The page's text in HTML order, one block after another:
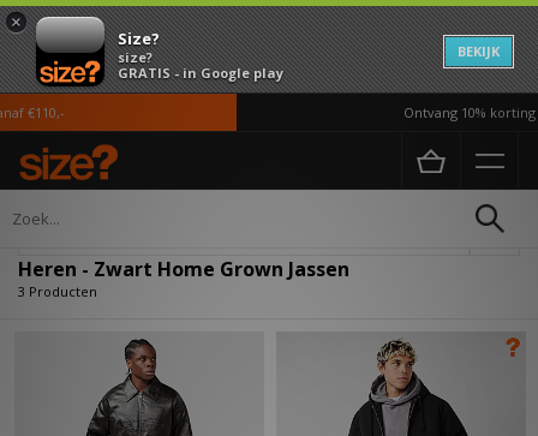
×
Size?
size?
GRATIS - in Google play
BEKIJK
€110,- Ontvang 10% korting
Home Heren
Heren - Zwart Home Grown Jassen
3 Producten